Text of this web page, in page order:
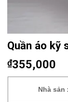
Quần áo kỹ
₫355,000
Nhà sản